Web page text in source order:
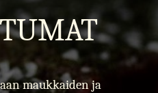
maukkaiden ja